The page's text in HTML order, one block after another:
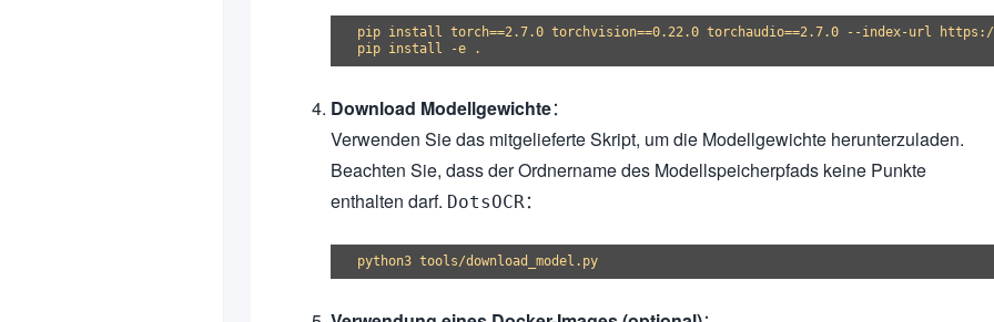
pip install torch==2.7.0 torchvision==0.22.0 torchaudio==2.7.0 --index-url https://
Download Modellgewichte：
Verwenden Sie das mitgelieferte Skript, um die Modellgewichte herunterzuladen.
Beachten Sie, dass der Ordnername des Modellspeicherpfads keine Punkte
enthalten darf. DotsOCR ：